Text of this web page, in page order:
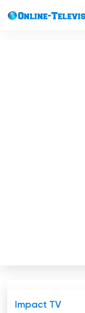
Impact TV